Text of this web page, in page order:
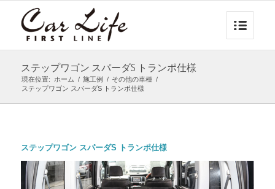
ステップワゴン スパーダS トランポ仕様
現在位置: ホーム / 施工例 / その他の車種 /
ステップワゴン スパーダS トランポ仕様
ステップワゴン スパーダS トランポ仕様